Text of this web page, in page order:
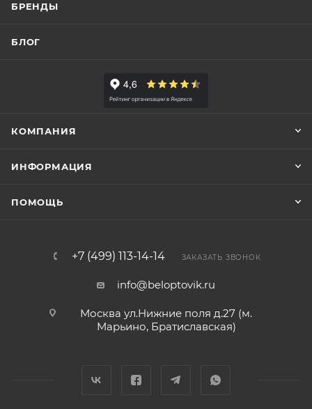
БРЕНДЫ
БЛОГ
КОМПАНИЯ
ИНФОРМАЦИЯ
ПОМОЩЬ
+7 (499) 113-14-14 ЗАКАЗАТЬ ЗВОНОК
info@beloptovik.ru
Москва ул.Нижние поля д.27 (м.
Марьино, Братиславская)